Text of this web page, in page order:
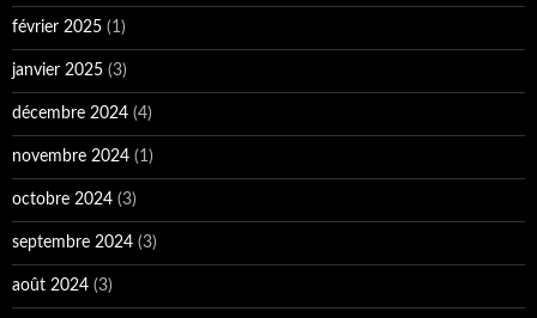
février 2025 (1)
janvier 2025 (3)
décembre 2024 (4)
novembre 2024 (1)
octobre 2024 (3)
septembre 2024 (3)
août 2024 (3)